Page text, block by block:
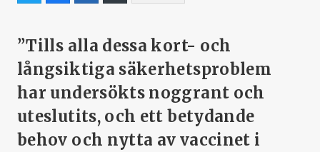
”Tills alla dessa kort- och
långsiktiga säkerhetsproblem
har undersökts noggrant och
uteslutits, och ett betydande
behov och nytta av vaccinet i